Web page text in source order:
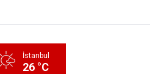
İstanbul
26 °C